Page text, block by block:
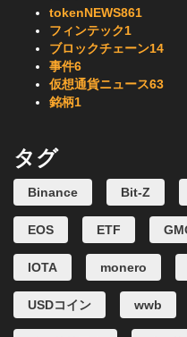
tokenNEWS861
フィンテック1
ブロックチェーン14
事件6
仮想通貨ニュース63
銘柄1
タグ
Binance Bit-Z
EOS ETF
IOTA monero
USDコイン wwb